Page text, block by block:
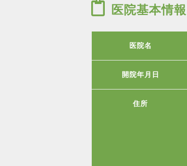
医院基本情報
医院名
開院年月日
住所